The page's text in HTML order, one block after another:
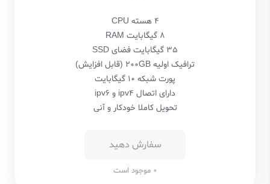
4 هسته CPU
8 گیگابایت RAM
35 گیگابایت فضای SSD
ترافیک اولیه 200GB (قابل افزایش)
پورت شبکه 10 گیگابایت
دارای اتصال ipv4 و ipv6
تحویل کاملا خودکار و آنی
سفارش دهید
0 موجود است